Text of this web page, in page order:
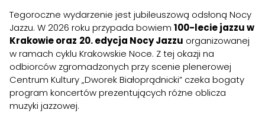
Tegoroczne wydarzenie jest jubileuszową odsłoną Nocy
Jazzu. W 2026 roku przypada bowiem 100-lecie jazzu w
Krakowie oraz 20. edycja Nocy Jazzu organizowanej
w ramach cyklu Krakowskie Noce. Z tej okazji na
odbiorców zgromadzonych przy scenie plenerowej
Centrum Kultury „Dworek Białoprądnicki” czeka bogaty
program koncertów prezentujących różne oblicza
muzyki jazzowej.